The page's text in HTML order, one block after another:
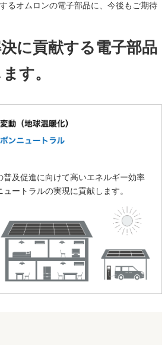
るオムロンの電子部品に、今後もご期待
に貢献する電子部品
す。
普及促進に向けて高いエネルギー効率
ートラルの実現に貢献します。